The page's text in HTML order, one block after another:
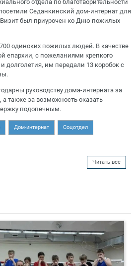
отдела по благотворительности
Седанкинский дом-интернат для
был приурочен ко Дню пожилых
одиноких пожилых людей. В качестве
епархии, с пожеланиями крепкого
долголетия, им передали 13 коробок с
руководству дома-интерната за
также за возможность оказать
подопечным.
Дом-интернат Соцотдел
Читать все